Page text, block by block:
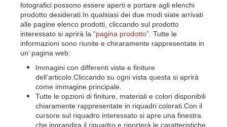
fotografici possono essere aperti e portare agli elenchi
prodotto desiderati.In qualsiasi dei due modi siate arrivati
alle pagine elenco prodotti, cliccando sul prodotto
interessato si aprirà la “pagina prodotto”. Tutte le
informazioni sono riunite e chiraramente rappresentate in
un’ pagina web:
Immagini con differenti viste e finiture
dell’articolo.Cliccando su ogni vista questa si aprirà
come immagine principale.
Tutte le opzioni di finiture, materiali e colori disponibili
chiaramente rappresentate in riquadri colorati.Con il
cursore sul riquadro interessato si apre una finestra
che ingrandira il riquadro e riporterà le caratteristiche